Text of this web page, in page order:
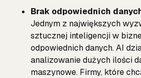
Brak odpowiednich
Jednym z największych
sztucznej inteligencji w
odpowiednich danych. AI
analizowanie dużych ilości
maszynowe. Firmy, które